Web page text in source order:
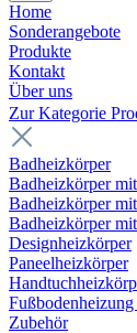
Home
Sonderangebote
Produkte
Kontakt
Über uns
Zur Kategorie
Badheizkörper
Badheizkörper
Badheizkörper
Badheizkörper
Designheizkörper
Paneelheizkörper
Zubehör